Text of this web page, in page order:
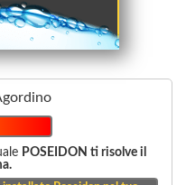
POSEIDON ti risolve il